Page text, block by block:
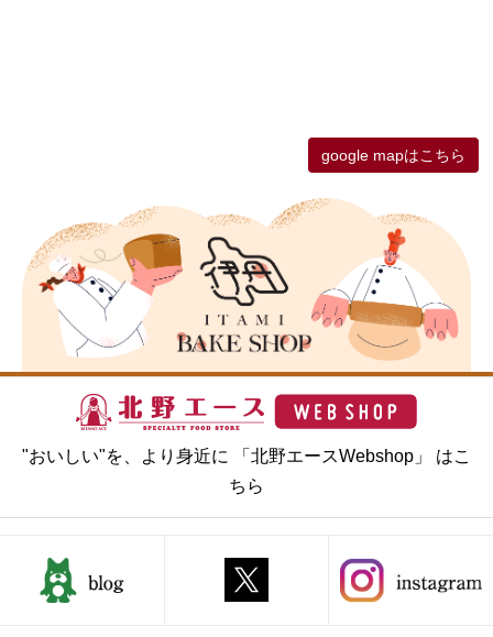
google mapはこちら
"おいしい"を、より身近に 「北野エースWebshop」 はこ
ちら